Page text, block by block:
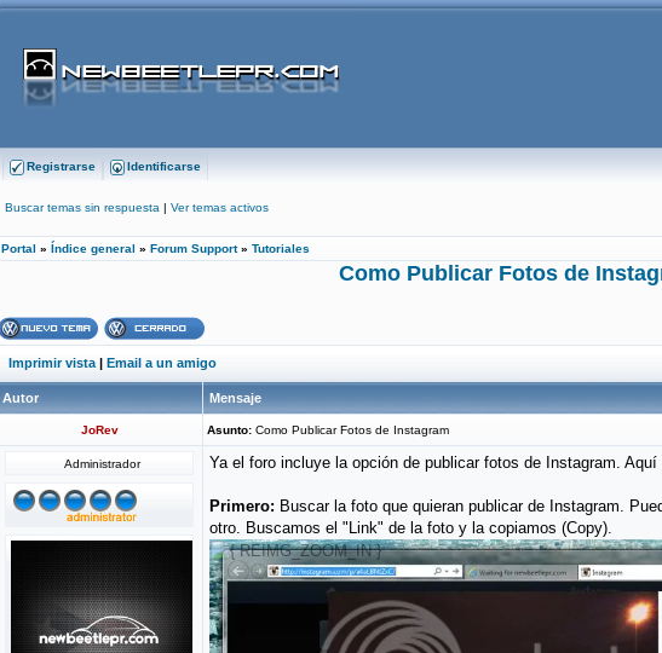
Registrarse Identificarse
Buscar temas sin respuesta | Ver temas activos
Portal » Índice general » Forum Support» Tutoriales
Como Publicar Fotos de
Imprimir vista | Email a un amigo
Autor Mensaje
JoRev Asunto: Como Publicar Fotos de Instagram
Administrador Ya el foro incluye la opción de publicar fotos de Instagram.
Primero: Buscar la foto que quieran publicar de Instagram.
otro. Buscamos el "Link" de la foto y la copiamos (Copy).